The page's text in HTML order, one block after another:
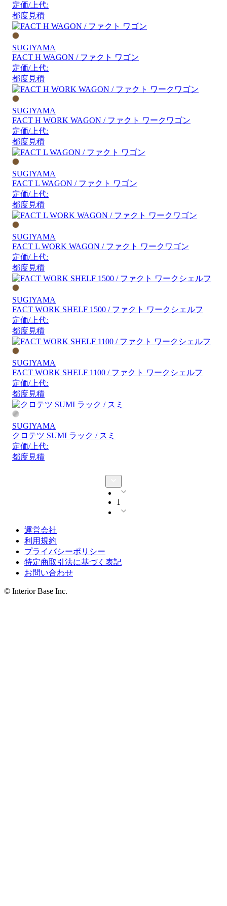
定価/上代:
都度見積
SUGIYAMA
FACT H WAGON / ファクト ワゴン
定価/上代:
都度見積
SUGIYAMA
FACT H WORK WAGON / ファクト ワークワゴン
定価/上代:
都度見積
SUGIYAMA
FACT L WAGON / ファクト ワゴン
定価/上代:
都度見積
SUGIYAMA
FACT L WORK WAGON / ファクト ワークワゴン
定価/上代:
都度見積
SUGIYAMA
FACT WORK SHELF 1500 / ファクト ワークシェルフ
定価/上代:
都度見積
SUGIYAMA
FACT WORK SHELF 1100 / ファクト ワークシェルフ
定価/上代:
都度見積
SUGIYAMA
クロテツ SUMI ラック / スミ
定価/上代:
都度見積
1
運営会社
利用規約
プライバシーポリシー
特定商取引法に基づく表記
お問い合わせ
© Interior Base Inc.